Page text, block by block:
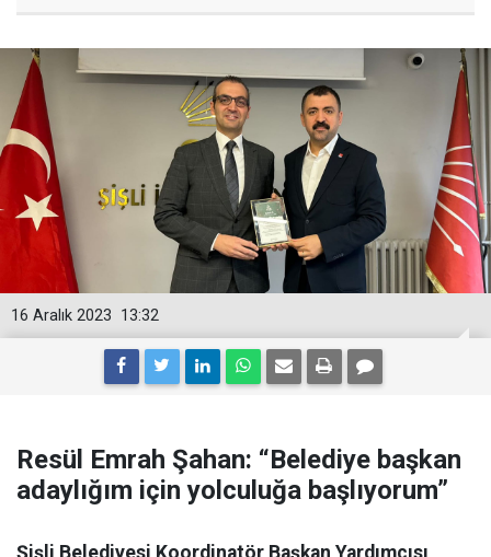
13:32
16 Aralık 2023
Resül Emrah Şahan: “Belediye başkan
adaylığım için yolculuğa başlıyorum”
Şişli Belediyesi Koordinatör Başkan Yardımcısı